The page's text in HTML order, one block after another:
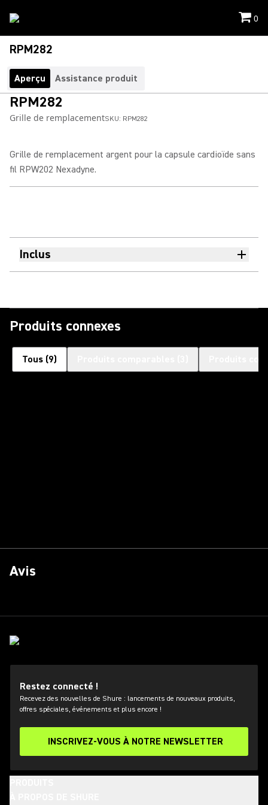
0
RPM282
Aperçu Assistance produit
RPM282
Grille de remplacementSKU: RPM282
Grille de remplacement argent pour la capsule cardioïde sans
fil RPW202 Nexadyne.
Inclus
Produits connexes
Tous (9)
Avis
Restez connecté !
Recevez des nouvelles de Shure : lancements de nouveaux produits,
offres spéciales, événements et plus encore !
INSCRIVEZ-VOUS À NOTRE NEWSLETTER